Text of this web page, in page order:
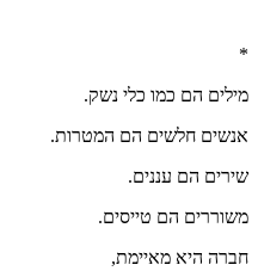
*
מילים הם כמו כלי נשק.
אנשים חלשים הם המטרות.
שירים הם עננים.
משוררים הם טייסים.
חברה היא מאיימת,